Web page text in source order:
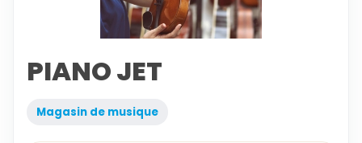
PIANO JET
Magasin de musique